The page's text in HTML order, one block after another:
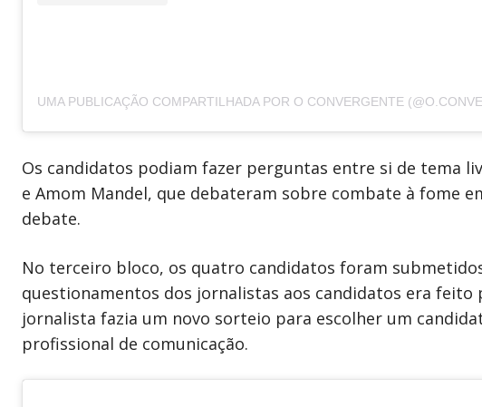
Os candidatos podiam fazer perguntas entre si de tema
e Amom Mandel, que debateram sobre combate à fome
debate.
No terceiro bloco, os quatro candidatos foram
questionamentos dos jornalistas aos candidatos era
jornalista fazia um novo sorteio para escolher um
profissional de comunicação.